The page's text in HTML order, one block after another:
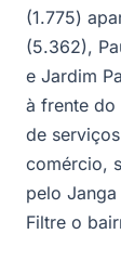
(1.775)
(5.362),
e Jardim
à frente
de
comércio,
pelo
Filtre o